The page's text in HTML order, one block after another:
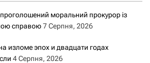
моральний прокурор із
справою7 Серпня, 2026
изломе эпох и двадцати годах
4 Серпня, 2026